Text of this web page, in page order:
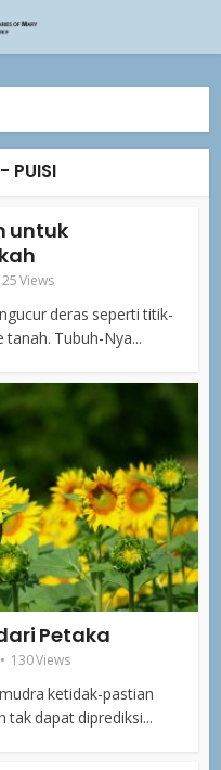
PUISI
untuk
Views
deras seperti titik-
Tubuh-Nya...
Petaka
130 Views
ketidak-pastian
tak dapat diprediksi...